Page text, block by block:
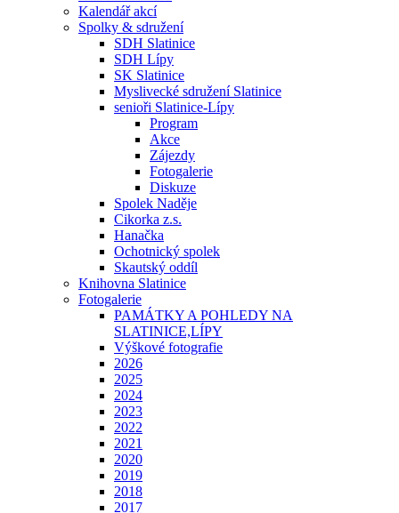
Kalendář akcí
Spolky & sdružení
SDH Slatinice
SDH Lípy
SK Slatinice
Myslivecké sdružení Slatinice
senioři Slatinice-Lípy
Program
Akce
Zájezdy
Fotogalerie
Diskuze
Spolek Naděje
Cikorka z.s.
Hanačka
Ochotnický spolek
Skautský oddíl
Knihovna Slatinice
Fotogalerie
PAMÁTKY A POHLEDY NA
SLATINICE,LÍPY
Výškové fotografie
2026
2025
2024
2023
2022
2021
2020
2019
2018
2017